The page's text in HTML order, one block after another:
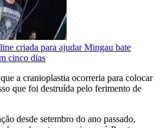
criada para ajudar Mingau bate
cinco dias
a cranioplastia ocorreria para colocar
que foi destruída pelo ferimento de
desde setembro do ano passado,